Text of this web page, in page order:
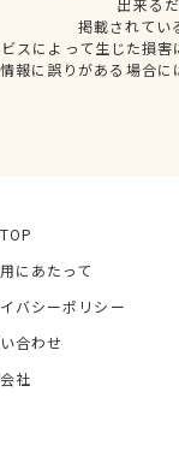
出来る
掲載されてい
スによって生じた損
情報に誤りがある場合
にあたって
バシーポリシー
合わせ
社